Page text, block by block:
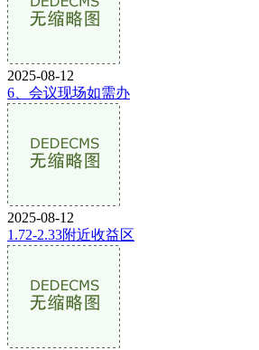
2025-08-12
6、会议现场如需办
2025-08-12
1.72-2.33附近收益区